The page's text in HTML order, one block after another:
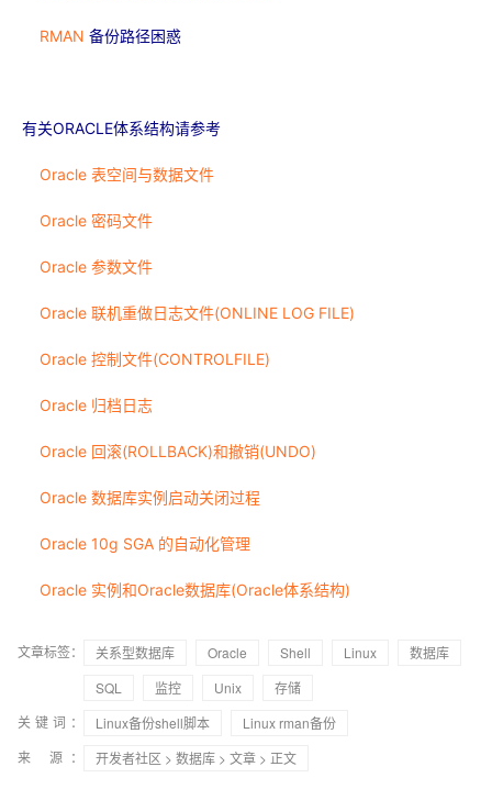
RMAN 备份路径困惑
有关ORACLE体系结构请参考
Oracle 表空间与数据文件
Oracle 密码文件
Oracle 参数文件
Oracle 联机重做日志文件(ONLINE LOG FILE)
Oracle 控制文件(CONTROLFILE)
Oracle 归档日志
Oracle 回滚(ROLLBACK)和撤销(UNDO)
Oracle 数据库实例启动关闭过程
Oracle 10g SGA 的自动化管理
Oracle 实例和Oracle数据库(Oracle体系结构)
文章标签： 关系型数据库 Oracle Shell Linux
数据库
SQL
监控 Unix
存储
关键词：
Linux备份shell脚本
Linux rman备份
来 源：
开发者社区 > 数据库 > 文章 > 正文